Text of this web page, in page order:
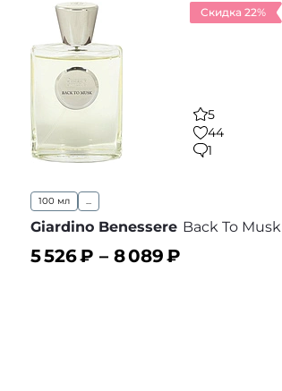
Скидка 22%
5
44
1
100 мл ...
Giardino Benessere Back To Musk
5 526₽ – 8 089₽